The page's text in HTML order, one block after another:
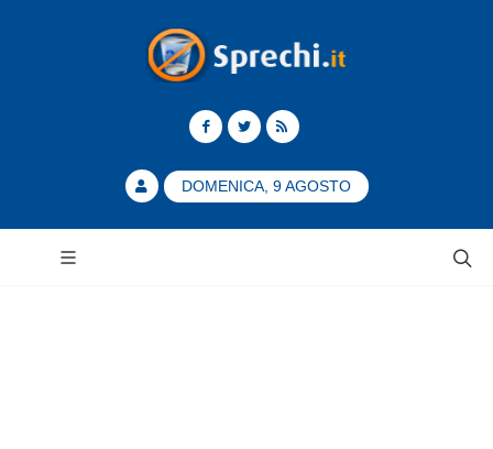
DOMENICA, 9 AGOSTO